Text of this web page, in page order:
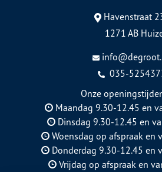
Havenstraat
1271 AB
035-
Onze
Maandag 9.30-12.45 en
Dinsdag 9.30-12.45 en
Woensdag op afspraak en
Donderdag 9.30-12.45 en
Vrijdag op afspraak en